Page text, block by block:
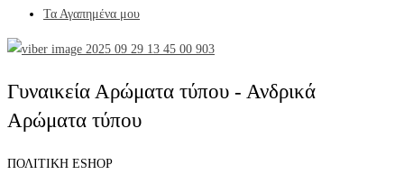
Τα Αγαπημένα μου
Γυναικεία Αρώματα τύπου - Ανδρικά
Αρώματα τύπου
ΠΟΛΙΤΙΚΗ ESHOP